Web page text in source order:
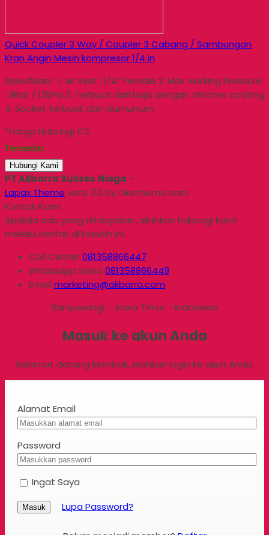
Quick Coupler 3 Way / Coupler 3 Cabang / Sambungan
Kran Angin Mesin kompresor 1/4 in
Spesifikasi : 1. Air inlet : 1/4″ Female 2. Max working Pressure
: 8Bar / 120Psi 3. Terbuat dari baja dengan chrome coating
4. Socket terbuat dari alumunium
*Harga Hubungi CS
Tersedia
Hubungi Kami
PT Akbarra Sukses Niaga -
Lapax Theme versi 3.0 by Oketheme.com
Kontak Kami
Apabila ada yang ditanyakan, silahkan hubungi kami
melalui kontak di bawah ini.
Call Center081358866447
Whatsapp Sales 081358866449
Email marketing@akbarra.com
Banyuwangi - Jawa Timur - Indonesia
Masuk ke akun Anda
Selamat datang kembali, silahkan login ke akun Anda.
Alamat Email
Password
Ingat Saya
Masuk Lupa Password?